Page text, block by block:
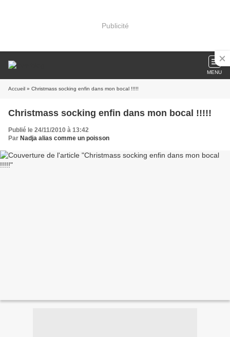
Publicité
MENU
Accueil » Christmass socking enfin dans mon bocal !!!!!
Christmass socking enfin dans mon bocal !!!!!
Publié le 24/11/2010 à 13:42
Par Nadja alias comme un poisson